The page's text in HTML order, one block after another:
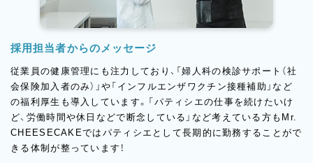
採用担当者からのメッセージ
従業員の健康管理にも注力しており、「婦人科の検診サポート（社
会保険加入者のみ）」や「インフルエンザワクチン接種補助」など
の福利厚生も導入しています。「パティシエの仕事を続けたいけ
ど、労働時間や休日などで断念している」など考えている方もMr.
CHEESECAKEではパティシエとして長期的に勤務することがで
きる体制が整っています！